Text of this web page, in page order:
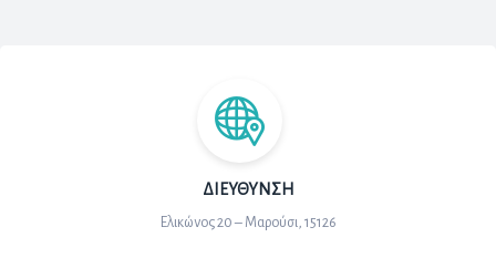
ΔΙΕΎΘΥΝΣΗ
Ελικώνος 20 – Μαρούσι, 15126